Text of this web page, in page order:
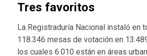
Tres favoritos
La Registraduría Nacional instaló en
118.346 mesas de votación en
los cuales 6.010 están en áreas